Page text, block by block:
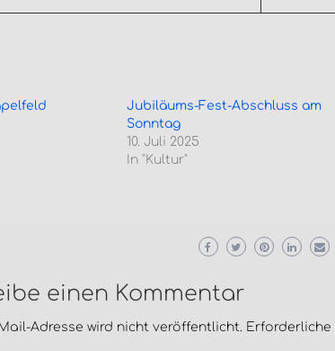
Jubiläums-Fest-Abschluss am
Sonntag
10. Juli 2025
In "Kultur"
einen Kommentar
Adresse wird nicht veröffentlicht.